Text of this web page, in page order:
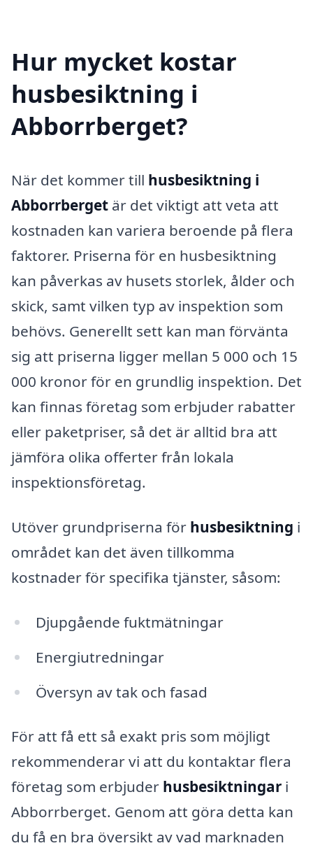
Hur mycket kostar
husbesiktning i
Abborrberget?
När det kommer till husbesiktning i
Abborrberget är det viktigt att veta att
kostnaden kan variera beroende på flera
faktorer. Priserna för en husbesiktning
kan påverkas av husets storlek, ålder och
skick, samt vilken typ av inspektion som
behövs. Generellt sett kan man förvänta
sig att priserna ligger mellan 5 000 och 15
000 kronor för en grundlig inspektion. Det
kan finnas företag som erbjuder rabatter
eller paketpriser, så det är alltid bra att
jämföra olika offerter från lokala
inspektionsföretag.
Utöver grundpriserna för husbesiktning i
området kan det även tillkomma
kostnader för specifika tjänster, såsom:
Djupgående fuktmätningar
Energiutredningar
Översyn av tak och fasad
För att få ett så exakt pris som möjligt
rekommenderar vi att du kontaktar flera
företag som erbjuder husbesiktningar i
Abborrberget. Genom att göra detta kan
du få en bra översikt av vad marknaden